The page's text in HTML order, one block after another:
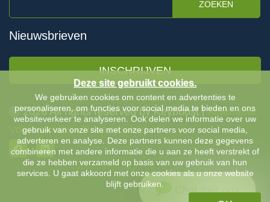
ZOEKEN
Nieuwsbrieven
INSCHRIJVEN
Ⓒ 2026 All rights reserved by Keyboost |Algemene
Voorwaarden-Privacybeleid
Chat met ons
Deze site gebruikt cookies.
We gebruiken cookies om content en advertenties te
personaliseren, om functies voor social media te bieden en ons
websiteverkeer te analyseren. Ook delen we informatie over uw
gebruik van onze site met onze partners voor social media,
adverteren en analyse. Deze partners kunnen deze gegevens
combineren met andere informatie die u aan ze heeft verstrekt of
die ze hebben verzameld op basis van uw gebruik van hun
services. U gaat akkoord met onze cookies als u onze website
blijft gebruiken.